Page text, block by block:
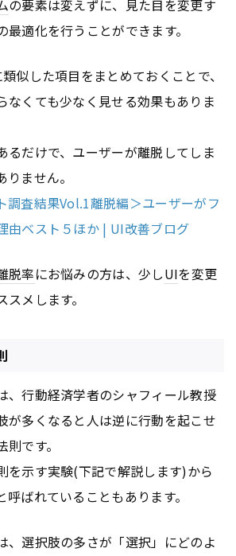
の要素は変えずに、見た目を変更す
最適化を行うことができます。
似した項目をまとめておくことで、
なくても少なく見せる効果もありま
るだけで、ユーザーが離脱してしま
ません。
調査結果Vol.1離脱編＞ユーザーがフ
由ベスト５ほか | UI改善ブログ
脱率にお悩みの方は、少しUIを変更
メします。
、行動経済学者のシャフィール教授
が多くなると人は逆に行動を起こせ
です。
を示す実験(下記で解説します)から
呼ばれていることもあります。
、選択肢の多さが「選択」にどのよ